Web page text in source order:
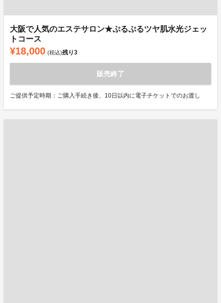
大阪で人気のエステサロン★ぷるぷるツヤ肌水光ジェッ
トコース
¥18,000 (税込)残り3
販売終了
ご提供予定時期：ご購入手続き後、10日以内に電子チケットでのお渡し